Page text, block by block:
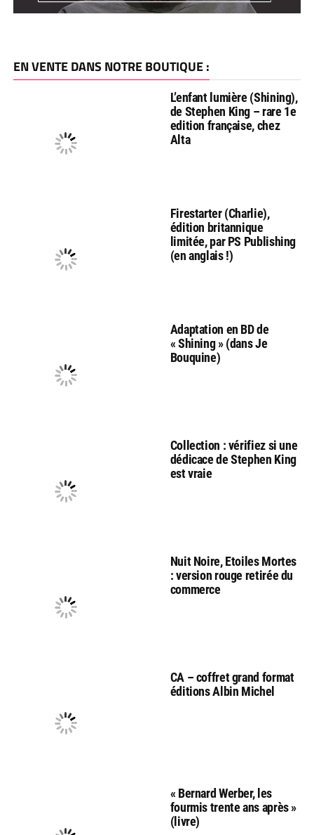
EN VENTE DANS NOTRE BOUTIQUE :
L’enfant lumière (Shining),
de Stephen King – rare 1e
edition française, chez
Alta
Firestarter (Charlie),
édition britannique
limitée, par PS Publishing
(en anglais !)
Adaptation en BD de
« Shining » (dans Je
Bouquine)
Collection : vérifiez si une
dédicace de Stephen King
est vraie
Nuit Noire, Etoiles Mortes
: version rouge retirée du
commerce
CA – coffret grand format
éditions Albin Michel
« Bernard Werber, les
fourmis trente ans après »
(livre)